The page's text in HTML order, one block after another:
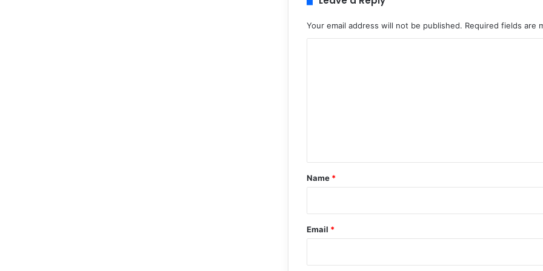
Your email address will not be published. Required fields are
*
Name *
Email *